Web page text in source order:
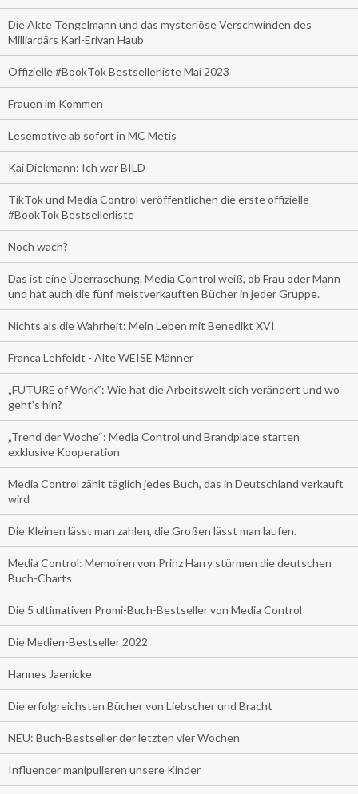
Die Akte Tengelmann und das mysteriöse Verschwinden des
Milliardärs Karl-Erivan Haub
Offizielle #BookTok Bestsellerliste Mai 2023
Frauen im Kommen
Lesemotive ab sofort in MC Metis
Kai Diekmann: Ich war BILD
TikTok und Media Control veröffentlichen die erste offizielle
#BookTok Bestsellerliste
Noch wach?
Das ist eine Überraschung. Media Control weiß, ob Frau oder Mann
und hat auch die fünf meistverkauften Bücher in jeder Gruppe.
Nichts als die Wahrheit: Mein Leben mit Benedikt XVI
Franca Lehfeldt - Alte WEISE Männer
„FUTURE of Work”: Wie hat die Arbeitswelt sich verändert und wo
geht’s hin?
„Trend der Woche“: Media Control und Brandplace starten
exklusive Kooperation
Media Control zählt täglich jedes Buch, das in Deutschland verkauft
wird
Die Kleinen lässt man zahlen, die Großen lässt man laufen.
Media Control: Memoiren von Prinz Harry stürmen die deutschen
Buch-Charts
Die 5 ultimativen Promi-Buch-Bestseller von Media Control
Die Medien-Bestseller 2022
Hannes Jaenicke
Die erfolgreichsten Bücher von Liebscher und Bracht
NEU: Buch-Bestseller der letzten vier Wochen
Influencer manipulieren unsere Kinder